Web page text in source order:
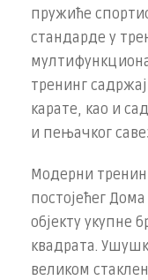
пружиће
стандарде у
тренинг
карате, као и
и пењачког
Модерни
постојећег
објекту укупне
квадрата.
великом